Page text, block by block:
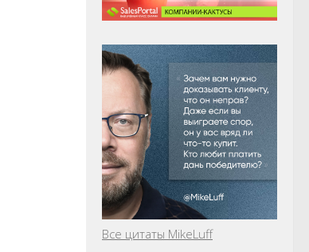
Все цитаты MikeLuff